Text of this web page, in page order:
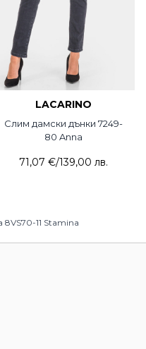
LACARINO
Слим дамски дънки 7249-
80 Anna
71,07 €/139,00 лв.
11 Stamina